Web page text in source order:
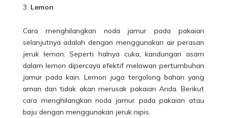
Lemon
Cara menghilangkan noda jamur pada pakaian
selanjutnya adalah dengan menggunakan air perasan
jeruk lemon. Seperti halnya cuka, kandungan asam
dalam lemon dipercaya efektif melawan pertumbuhan
jamur pada kain. Lemon juga tergolong bahan yang
aman dan tidak akan merusak pakaian Anda. Berikut
cara menghilangkan noda jamur pada pakaian atau
baju dengan menggunakan jeruk nipis.